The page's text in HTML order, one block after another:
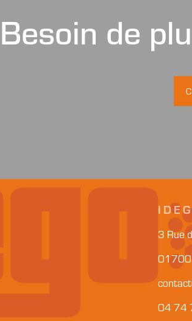
Besoin de
3 Rue
01700
04 74